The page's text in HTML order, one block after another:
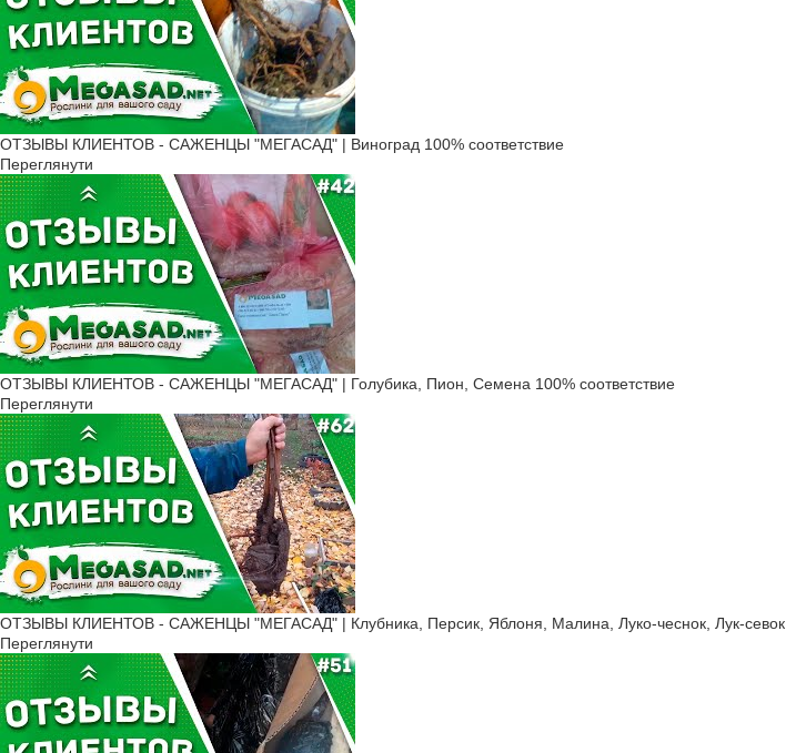
ОТЗЫВЫ КЛИЕНТОВ - САЖЕНЦЫ "МЕГАСАД" | Виноград 100% соответствие
Переглянути
ОТЗЫВЫ КЛИЕНТОВ - САЖЕНЦЫ "МЕГАСАД" | Голубика, Пион, Семена 100% соответствие
Переглянути
ОТЗЫВЫ КЛИЕНТОВ - САЖЕНЦЫ "МЕГАСАД" | Клубника, Персик, Яблоня, Малина, Луко-чеснок, Лук-севок
Переглянути